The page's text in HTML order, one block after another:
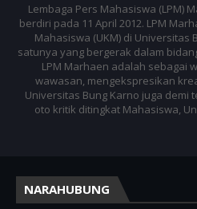
Lembaga Pers Mahasiswa (LPM)
berdiri pada 11 April 2012. LPM
Mahasiswa (UKM) di Universitas
satunya yang bergerak dalam
LPM Marhaen adalah sebagai
wawasan, mengekspresikan
Universitas Bung Karno juga demi
oto kritik ditingkat Mahasiswa,
NARAHUBUNG